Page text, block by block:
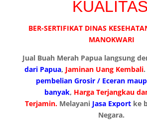
BER-SERTIFIKAT DINAS
MANOKWARI
Jual Buah Merah Papua langsung
dari Papua, Jaminan Uang Kembali
pembelian Grosir / Eceran
banyak, Harga Terjangkau
Terjamin. Melayani Jasa Export ke
Negara.